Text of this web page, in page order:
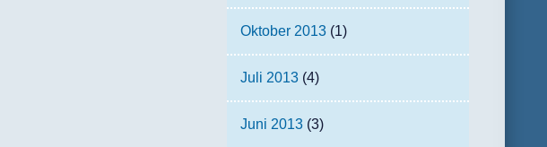
Oktober 2013 (1)
Juli 2013 (4)
Juni 2013 (3)